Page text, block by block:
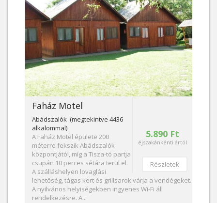
5.890 Ft
éjszakánkénti ártól
Részletek
Faház Motel
Abádszalók (megtekintve 4436
alkalommal)
A Faház Motel épülete 200
méterre fekszik Abádszalók
központjától, míg a Tisza-tó partja
csupán 10 perces sétára terül el.
A szálláshelyen lovaglási
lehetőség, tágas kert és grillsarok várja a vendégeket.
A nyilvános helyiségekben ingyenes Wi-Fi áll
rendelkezésre. A...